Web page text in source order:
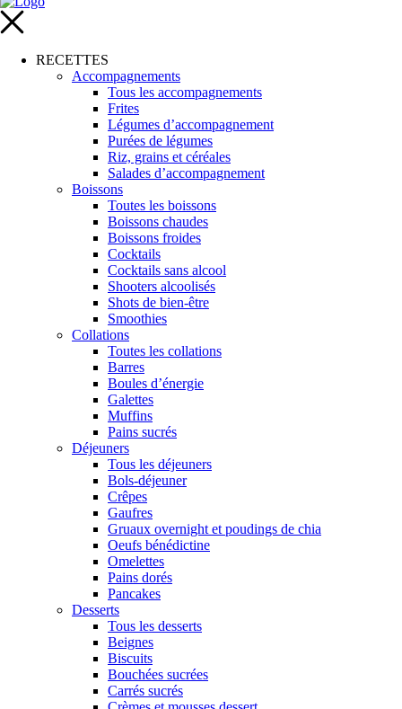
RECETTES
Accompagnements
Tous les accompagnements
Frites
Légumes d’accompagnement
Purées de légumes
Riz, grains et céréales
Salades d’accompagnement
Boissons
Toutes les boissons
Boissons chaudes
Boissons froides
Cocktails
Cocktails sans alcool
Shooters alcoolisés
Shots de bien-être
Smoothies
Collations
Toutes les collations
Barres
Boules d’énergie
Galettes
Muffins
Pains sucrés
Déjeuners
Tous les déjeuners
Bols-déjeuner
Crêpes
Gaufres
Gruaux overnight et poudings de chia
Oeufs bénédictine
Omelettes
Pains dorés
Pancakes
Desserts
Tous les desserts
Beignes
Biscuits
Bouchées sucrées
Carrés sucrés